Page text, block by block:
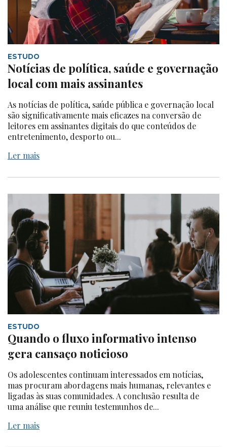
ESTUDO
Notícias de política, saúde e governação
local com mais assinantes
As notícias de política, saúde pública e governação local
são significativamente mais eficazes na conversão de
leitores em assinantes digitais do que conteúdos de
entretenimento, desporto ou...
Ler mais
ESTUDO
Quando o fluxo informativo intenso
gera cansaço noticioso
Os adolescentes continuam interessados em notícias,
mas procuram abordagens mais humanas, relevantes e
ligadas às suas comunidades. A conclusão resulta de
uma análise que reuniu testemunhos de...
Ler mais